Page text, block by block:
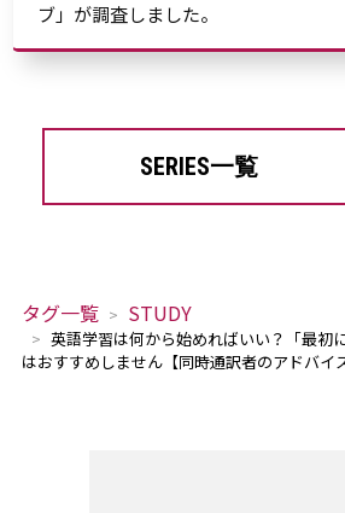
ブ」が調査しました。
SERIES一覧
タグ一覧 STUDY
英語学習は何から始めればいい？「最初
はおすすめしません【同時通訳者のアドバイ